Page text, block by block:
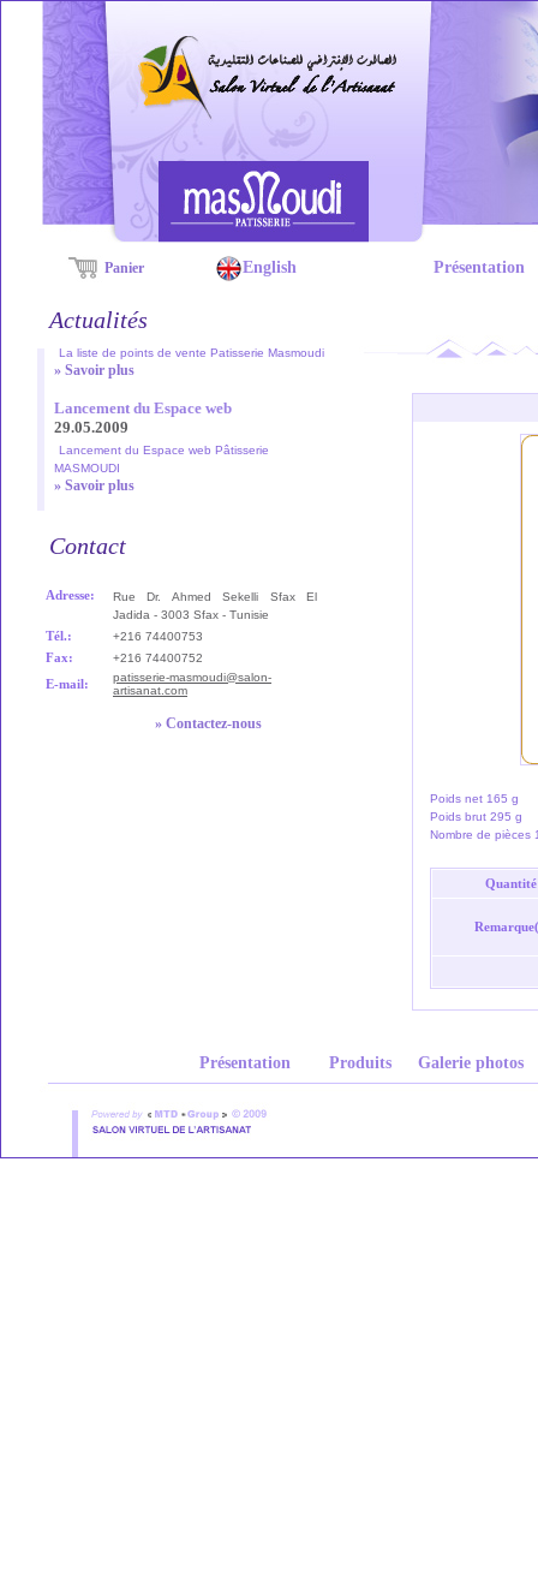
Panier English Présentation
Actualités
Contact
Adresse:
Rue Dr. Ahmed Sekelli Sfax El
Jadida - 3003 Sfax - Tunisie
Tél.: +216 74400753
Fax: +216 74400752
E-mail:
patisserie-masmoudi@salon-
artisanat.com
» Contactez-nous
Poids net 165 g
Poids brut 295 g
Nombre de pièces
Quantité
Présentation Produits Galerie photos